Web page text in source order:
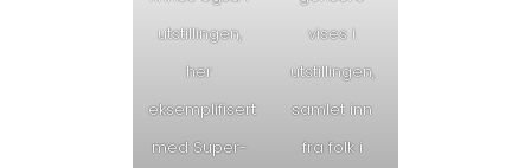
utstillingen,
her
eksemplifisert
med Super-
vises i
utstillingen,
samlet inn
fra folk i